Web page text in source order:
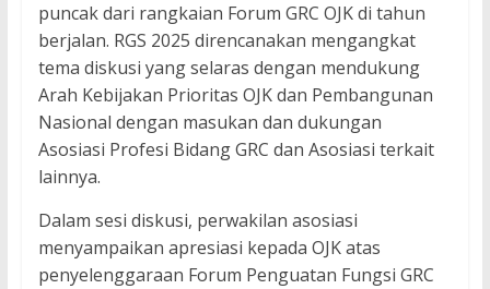
puncak dari rangkaian Forum GRC OJK di tahun
berjalan. RGS 2025 direncanakan mengangkat
tema diskusi yang selaras dengan mendukung
Arah Kebijakan Prioritas OJK dan Pembangunan
Nasional dengan masukan dan dukungan
Asosiasi Profesi Bidang GRC dan Asosiasi terkait
lainnya.
Dalam sesi diskusi, perwakilan asosiasi
menyampaikan apresiasi kepada OJK atas
penyelenggaraan Forum Penguatan Fungsi GRC